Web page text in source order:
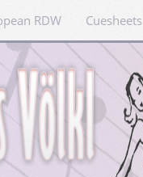
RDW Cuesheets